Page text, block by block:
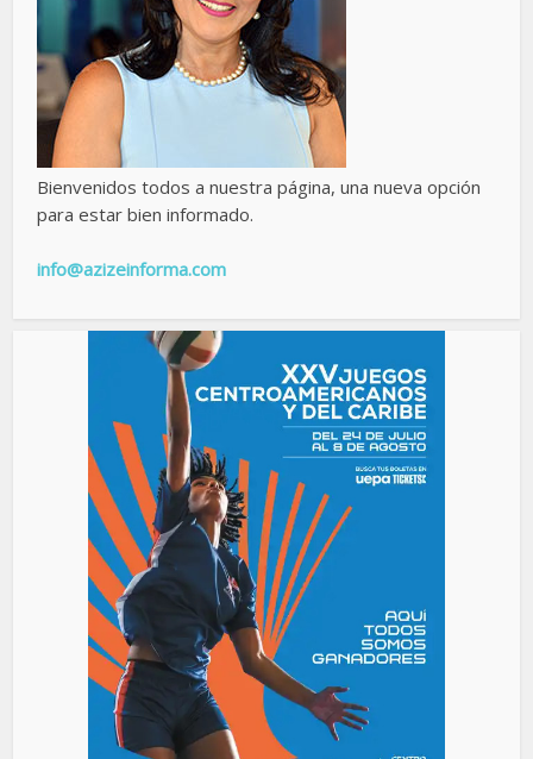
Bienvenidos todos a nuestra página, una nueva opción
para estar bien informado.
info@azizeinforma.com